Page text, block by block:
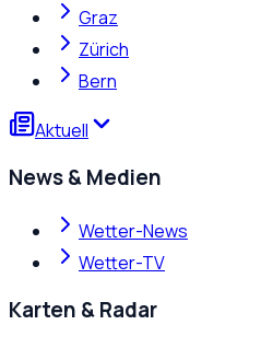
Graz
Zürich
Bern
Aktuell
News & Medien
Wetter-News
Wetter-TV
Karten & Radar